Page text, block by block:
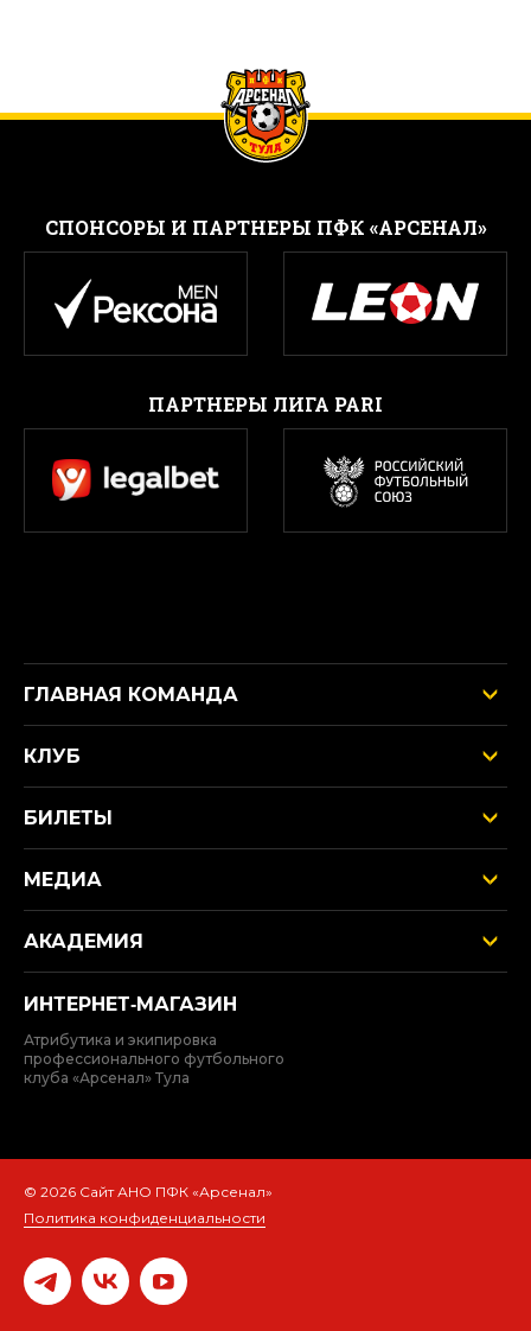
CПОНСОРЫ И ПАРТНЕРЫ ПФК «АРСЕНАЛ»
ПАРТНЕРЫ ЛИГА PARI
ГЛАВНАЯ КОМАНДА
КЛУБ
БИЛЕТЫ
МЕДИА
АКАДЕМИЯ
ИНТЕРНЕТ‑МАГАЗИН
Атрибутика и экипировка
профессионального футбольного
клуба «Арсенал» Тула
© 2026 Сайт АНО ПФК «Арсенал»
Политика конфиденциальности